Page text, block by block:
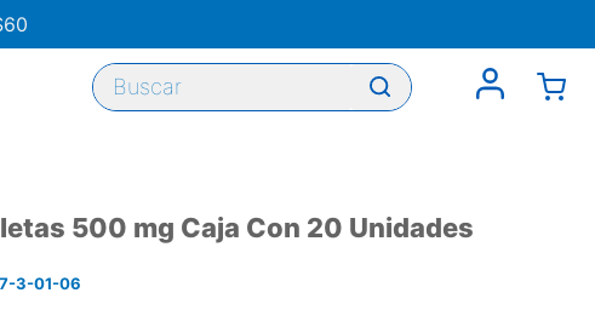
Buscar
500 mg Caja Con 20 Unidades
3-01-06